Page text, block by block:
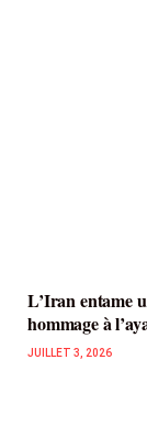
L’Iran entame
hommage à
JUILLET 3, 2026